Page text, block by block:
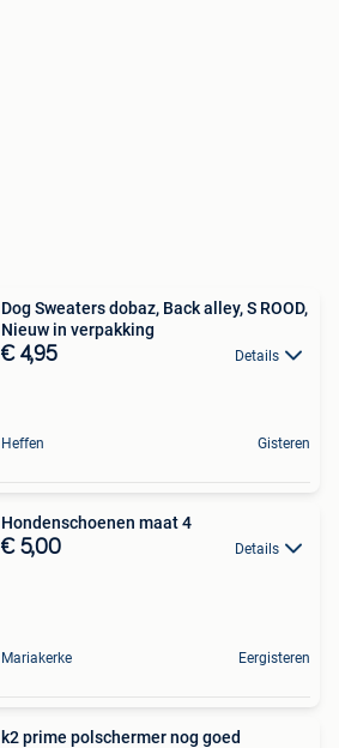
Dog Sweaters dobaz, Back alley, S ROOD,
Nieuw in verpakking
€ 4,95 Details
Heffen Gisteren
Hondenschoenen maat 4
€ 5,00 Details
Mariakerke Eergisteren
k2 prime polschermer nog goed